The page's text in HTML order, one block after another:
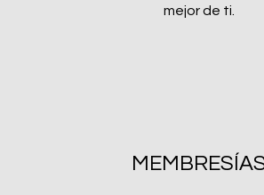
mejor de ti.